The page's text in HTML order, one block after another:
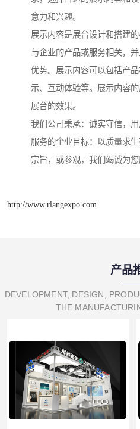
意力和兴趣。
展示内容是展台设计和搭建
与企业的产品或服务相关，
优势。展示内容可以包括产
示、互动体验等。展示内容
展台的效果。
我们公司秉承：诚实守信，
服务的企业目标：以质量求
宗旨，或参观，我们竭诚为您
http://www.rlangexpo.com
产品
DEVELOPMENT, DESIGN,
THE